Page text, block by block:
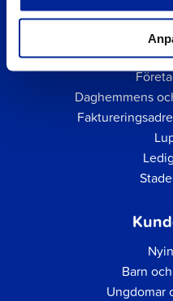
Daghemmens
Barn
Ungdomar